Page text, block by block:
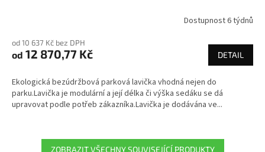
Dostupnost 6 týdnů
od 10 637 Kč bez DPH
od 12 870,77 Kč DETAIL
Ekologická bezúdržbová parková lavička vhodná nejen do
parku.Lavička je modulární a její délka či výška sedáku se dá
upravovat podle potřeb zákazníka.Lavička je dodávána ve...
ZOBRAZIT VŠECHNY SOUVISEJÍCÍ PRODUKTY